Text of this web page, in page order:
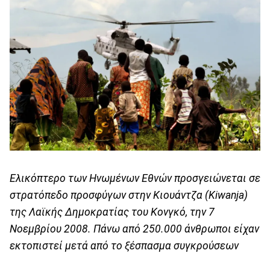
Ελικόπτερο των Ηνωμένων Εθνών προσγειώνεται σε
στρατόπεδο προσφύγων στην Κιουάντζα (Kiwanja)
της Λαϊκής Δημοκρατίας του Κονγκό, την 7
Νοεμβρίου 2008. Πάνω από 250.000 άνθρωποι είχαν
εκτοπιστεί μετά από το ξέσπασμα συγκρούσεων